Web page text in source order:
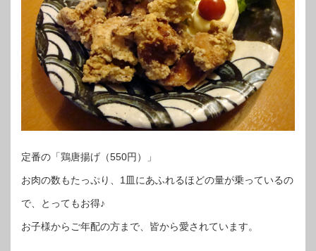
定番の「鶏唐揚げ（550円）」
お肉の数もたっぷり、1皿にあふれるほどの量が乗っているの
で、とってもお得♪
お子様からご年配の方まで、皆から愛されています。